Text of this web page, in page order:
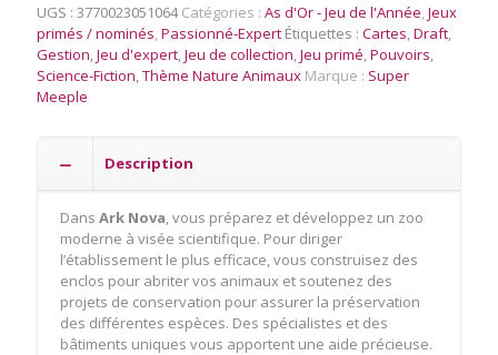
UGS : 3770023051064 Catégories : As d'Or - Jeu de l'Année Jeux
primés / nominés Passionné-Expert Étiquettes : Cartes Draft
Gestion Jeu d'expert Jeu de collection Jeu primé Pouvoirs
Science-Fiction Thème Nature Animaux Marque : Super
Meeple
Description
Dans Ark Nova , vous préparez et développez un zoo
moderne à visée scientifique. Pour diriger
l’établissement le plus efficace, vous construisez des
enclos pour abriter vos animaux et soutenez des
projets de conservation pour assurer la préservation
des différentes espèces. Des spécialistes et des
bâtiments uniques vous apportent une aide précieuse.